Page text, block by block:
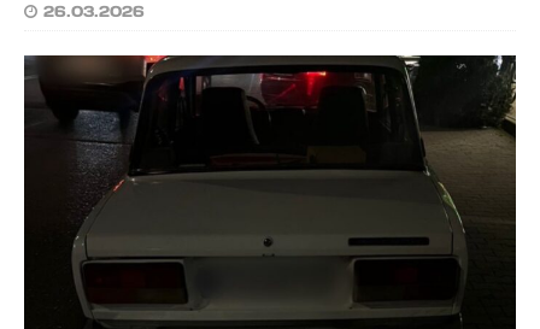
26.03.2026